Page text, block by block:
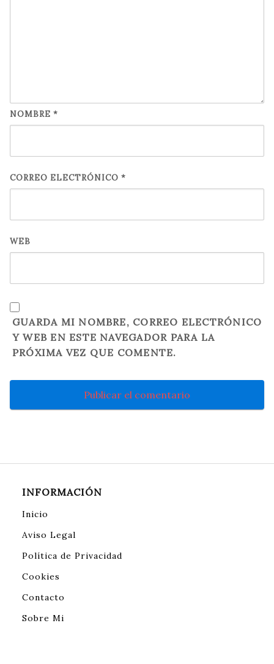
NOMBRE *
CORREO ELECTRÓNICO *
WEB
GUARDA MI NOMBRE, CORREO ELECTRÓNICO
Y WEB EN ESTE NAVEGADOR PARA LA
PRÓXIMA VEZ QUE COMENTE.
INFORMACIÓN
Inicio
Aviso Legal
Política de Privacidad
Cookies
Contacto
Sobre Mi